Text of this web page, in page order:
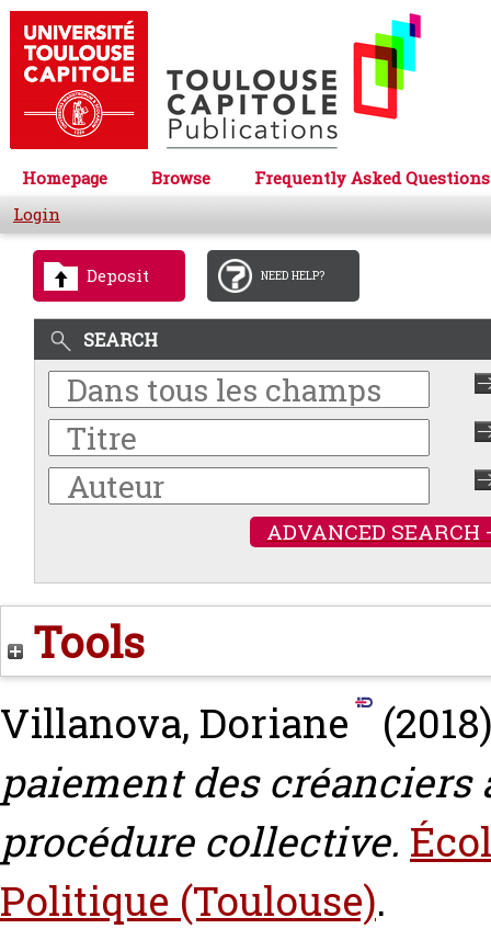
Homepage Browse
Frequently Asked Questions
Login
Deposit NEED HELP?
SEARCH
ADVANCED SEARCH
Tools
Villanova, Doriane
paiement des
procédure collective.
Politique (Toulouse).